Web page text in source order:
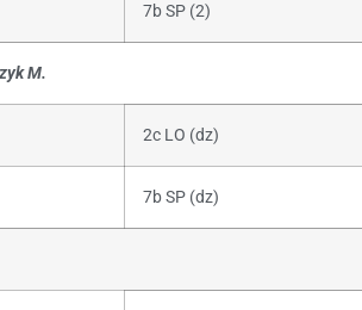
7b SP (2)
M.
2c LO (dz)
7b SP (dz)